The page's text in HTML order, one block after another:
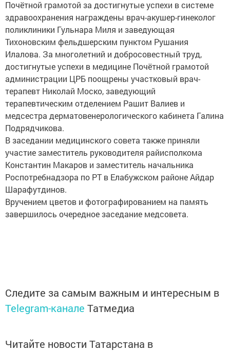
Почётной грамотой за достигнутые успехи в системе
здравоохранения награждены врач-акушер-гинеколог
поликлиники Гульнара Миля и заведующая
Тихоновским фельдшерским пунктом Рушания
Илалова. За многолетний и добросовестный труд,
достигнутые успехи в медицине Почётной грамотой
администрации ЦРБ поощрены участковый врач-
терапевт Николай Моско, заведующий
терапевтическим отделением Рашит Валиев и
медсестра дерматовенерологического кабинета Галина
Подрядчикова.
В заседании медицинского совета также приняли
участие заместитель руководителя райисполкома
Константин Макаров и заместитель начальника
Роспотребнадзора по РТ в Елабужском районе Айдар
Шарафутдинов.
Вручением цветов и фотографированием на память
завершилось очередное заседание медсовета.
Следите за самым важным и интересным в
Telegram-канале Татмедиа
Читайте новости Татарстана в